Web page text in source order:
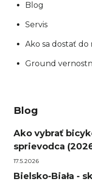
Blog
Servis
Ako sa dostať
Ground
Blog
Ako vybrať
sprievodca
17.5.2026
Bielsko-Biała -